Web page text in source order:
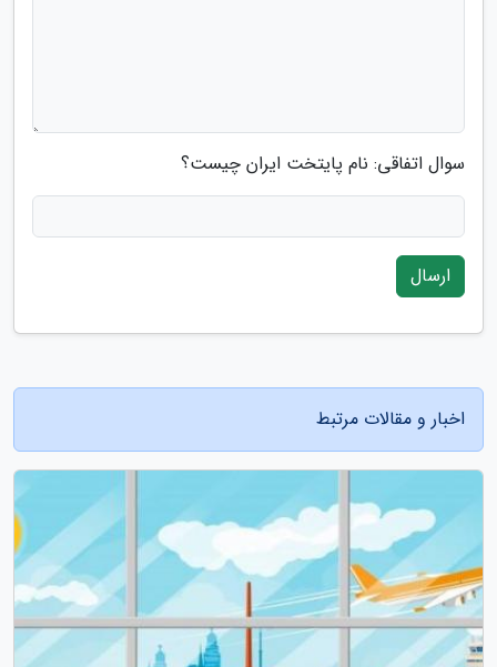
سوال اتفاقی: نام پایتخت ایران چیست؟
ارسال
اخبار و مقالات مرتبط